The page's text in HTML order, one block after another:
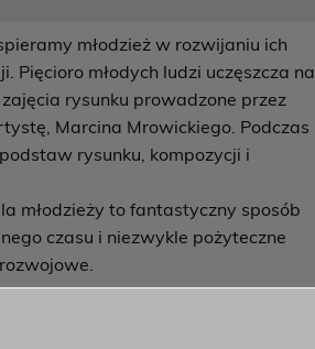
młodzież w rozwijaniu ich
Pięcioro młodych ludzi uczęszcza na
rysunku prowadzone przez
Marcina Mrowickiego. Podczas
rysunku, kompozycji i
młodzieży to fantastyczny sposób
czasu i niezwykle pożyteczne